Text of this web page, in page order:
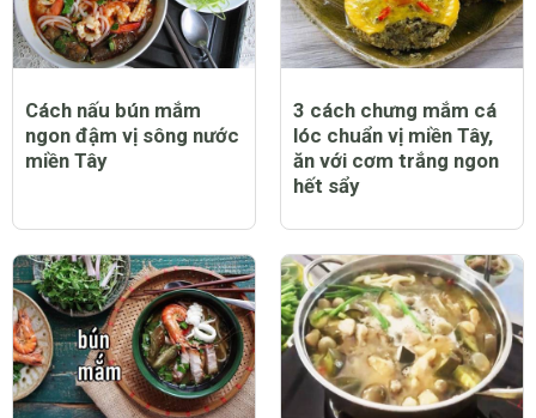
Cách nấu bún mắm
ngon đậm vị sông nước
miền Tây
3 cách chưng mắm cá
lóc chuẩn vị miền Tây,
ăn với cơm trắng ngon
hết sẩy